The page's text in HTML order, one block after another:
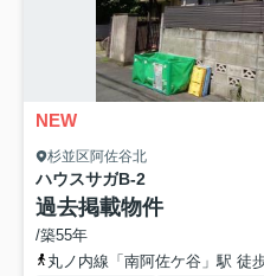
NEW
杉並区阿佐谷北
ハウスサガB-2
過去掲載物件
/築55年
丸ノ内線「南阿佐ケ谷」駅 徒